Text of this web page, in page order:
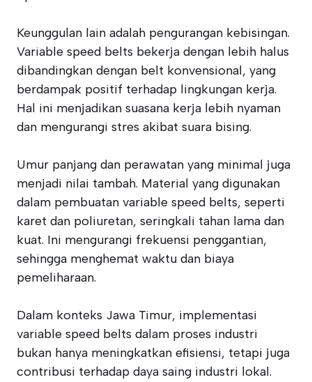
Keunggulan lain adalah pengurangan kebisingan.
Variable speed belts bekerja dengan lebih halus
dibandingkan dengan belt konvensional, yang
berdampak positif terhadap lingkungan kerja.
Hal ini menjadikan suasana kerja lebih nyaman
dan mengurangi stres akibat suara bising.
Umur panjang dan perawatan yang minimal juga
menjadi nilai tambah. Material yang digunakan
dalam pembuatan variable speed belts, seperti
karet dan poliuretan, seringkali tahan lama dan
kuat. Ini mengurangi frekuensi penggantian,
sehingga menghemat waktu dan biaya
pemeliharaan.
Dalam konteks Jawa Timur, implementasi
variable speed belts dalam proses industri
bukan hanya meningkatkan efisiensi, tetapi juga
contribusi terhadap daya saing industri lokal.